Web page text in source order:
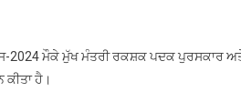
ਨਾਲ
ਕੀਤਾ
ਜਾਵੇਗਾ
2024 ਮੌਕੇ ਮੁੱਖ ਮੰਤਰੀ ਰਕਸ਼ਕ ਪਦਕ ਪੁਰਸਕਾਰ
ਕੀਤਾ ਹੈ।